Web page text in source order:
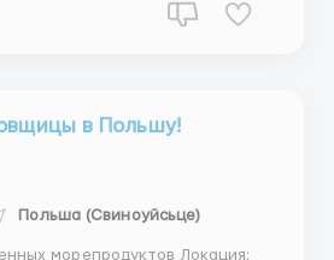
в Польшу!
Польша (Свиноуйсьце)
морепродуктов Локация: